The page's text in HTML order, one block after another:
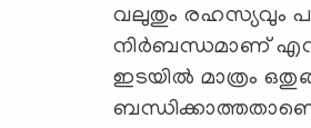
വലുതും രഹസ്യവും
നിര്‍ബന്ധമാണ്
ഇടയില്‍ മാത്രം